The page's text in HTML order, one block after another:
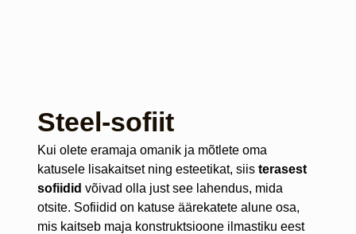
Steel-sofiit
Kui olete eramaja omanik ja mõtlete oma
katusele lisakaitset ning esteetikat, siis terasest
sofiidid võivad olla just see lahendus, mida
otsite. Sofiidid on katuse äärekatete alune osa,
mis kaitseb maja konstruktsioone ilmastiku eest